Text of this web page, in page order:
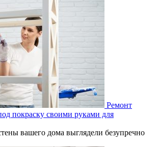
Ремонт
покраску своими руками для
вашего дома выглядели безупречно